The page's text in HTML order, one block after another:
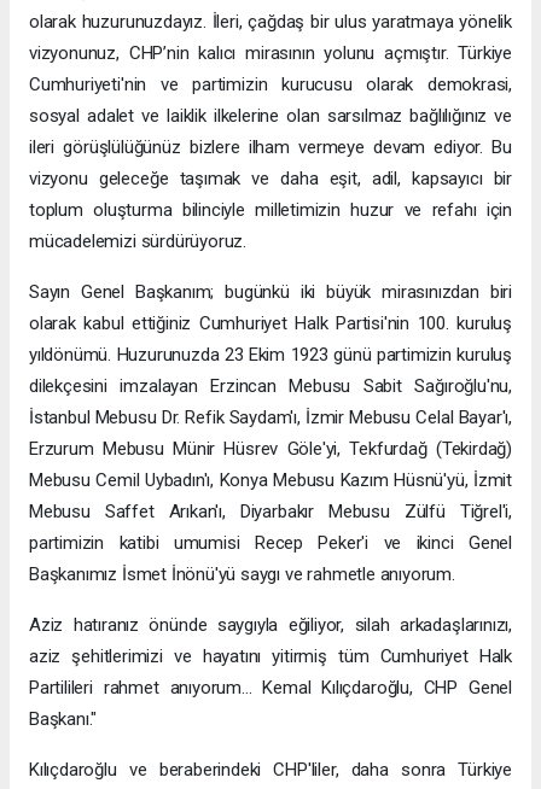
olarak huzurunuzdayız. İleri, çağdaş bir ulus yaratmaya yönelik
vizyonunuz, CHP’nin kalıcı mirasının yolunu açmıştır. Türkiye
Cumhuriyeti'nin ve partimizin kurucusu olarak demokrasi,
sosyal adalet ve laiklik ilkelerine olan sarsılmaz bağlılığınız ve
ileri görüşlülüğünüz bizlere ilham vermeye devam ediyor. Bu
vizyonu geleceğe taşımak ve daha eşit, adil, kapsayıcı bir
toplum oluşturma bilinciyle milletimizin huzur ve refahı için
mücadelemizi sürdürüyoruz.
Sayın Genel Başkanım; bugünkü iki büyük mirasınızdan biri
olarak kabul ettiğiniz Cumhuriyet Halk Partisi'nin 100. kuruluş
yıldönümü. Huzurunuzda 23 Ekim 1923 günü partimizin kuruluş
dilekçesini imzalayan Erzincan Mebusu Sabit Sağıroğlu'nu,
İstanbul Mebusu Dr. Refik Saydam'ı, İzmir Mebusu Celal Bayar'ı,
Erzurum Mebusu Münir Hüsrev Göle'yi, Tekfurdağ (Tekirdağ)
Mebusu Cemil Uybadın'ı, Konya Mebusu Kazım Hüsnü'yü, İzmit
Mebusu Saffet Arıkan'ı, Diyarbakır Mebusu Zülfü Tiğrel'i,
partimizin katibi umumisi Recep Peker'i ve ikinci Genel
Başkanımız İsmet İnönü'yü saygı ve rahmetle anıyorum.
Aziz hatıranız önünde saygıyla eğiliyor, silah arkadaşlarınızı,
aziz şehitlerimizi ve hayatını yitirmiş tüm Cumhuriyet Halk
Partilileri rahmet anıyorum... Kemal Kılıçdaroğlu, CHP Genel
Başkanı."
Kılıçdaroğlu ve beraberindeki CHP'liler, daha sonra Türkiye